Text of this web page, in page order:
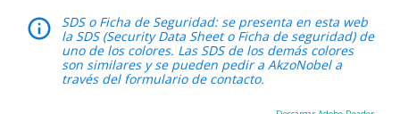
SDS o Ficha de Seguridad: se presenta en esta web
la SDS (Security Data Sheet o Ficha de seguridad) de
uno de los colores. Las SDS de los demás colores
son similares y se pueden pedir a AkzoNobel a
través del formulario de contacto.